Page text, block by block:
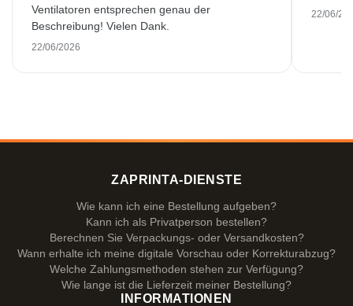
Ventilatoren entsprechen genau der
Beschreibung! Vielen Dank.
22/06/2026
22/06/
ZAPRINTA-DIENSTE
Wie kann ich eine Bestellung aufgeben?
Kann ich als Privatperson bestellen?
Berechnen Sie Verpackungs- oder Versandkosten?
Wann erhalte ich meine digitale Vorschau oder Korrekturabzug?
Welche Zahlungsmethoden stehen zur Verfügung?
Wie lange ist die Lieferzeit meiner Bestellung?
INFORMATIONEN